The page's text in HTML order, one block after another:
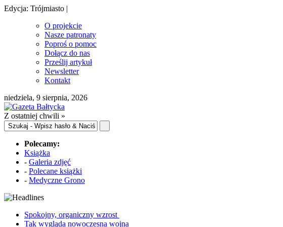
Edycja: Trójmiasto |
O projekcie
Nasze patronaty
Poproś o pomoc
Dołącz do nas
Prześlij artykuł
Newsletter
Kontakt
niedziela, 9 sierpnia, 2026
Z ostatniej chwili »
Polecamy:
Książka
- Galeria zdjęć
- Polecane książki
- Medyczne Grono
Spokojny, organiczny wzrost
Tak wygląda nowoczesna wojna